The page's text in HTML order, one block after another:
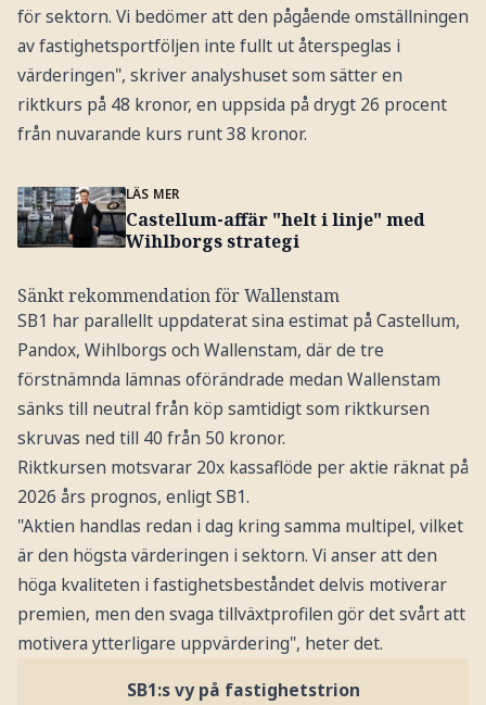
för sektorn. Vi bedömer att den pågående omställningen
av fastighetsportföljen inte fullt ut återspeglas i
värderingen", skriver analyshuset som sätter en
riktkurs på 48 kronor, en uppsida på drygt 26 procent
från nuvarande kurs runt 38 kronor.
LÄS MER
Castellum-affär "helt i linje" med
Wihlborgs strategi
Sänkt rekommendation för Wallenstam
SB1 har parallellt uppdaterat sina estimat på Castellum,
Pandox, Wihlborgs och Wallenstam, där de tre
förstnämnda lämnas oförändrade medan Wallenstam
sänks till neutral från köp samtidigt som riktkursen
skruvas ned till 40 från 50 kronor.
Riktkursen motsvarar 20x kassaflöde per aktie räknat på
2026 års prognos, enligt SB1.
"Aktien handlas redan i dag kring samma multipel, vilket
är den högsta värderingen i sektorn. Vi anser att den
höga kvaliteten i fastighetsbeståndet delvis motiverar
premien, men den svaga tillväxtprofilen gör det svårt att
motivera ytterligare uppvärdering", heter det.
SB1:s vy på fastighetstrion